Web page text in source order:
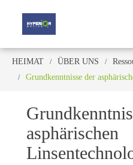
HEIMAT ÜBER UNS
Grundkenntnisse der
asphärischen